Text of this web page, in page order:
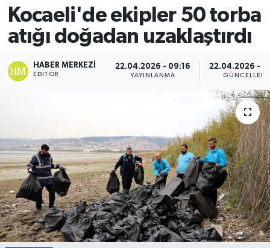
Kocaeli'de ekipler 50 torba
atığı doğadan uzaklaştırdı
HABER MERKEZI
EDITÖR
22.04.2026 - 09:16
YAYINLANMA
22.04.2026 -
YAŞAM
Son Dakika Haberleri
Haber Arşivi